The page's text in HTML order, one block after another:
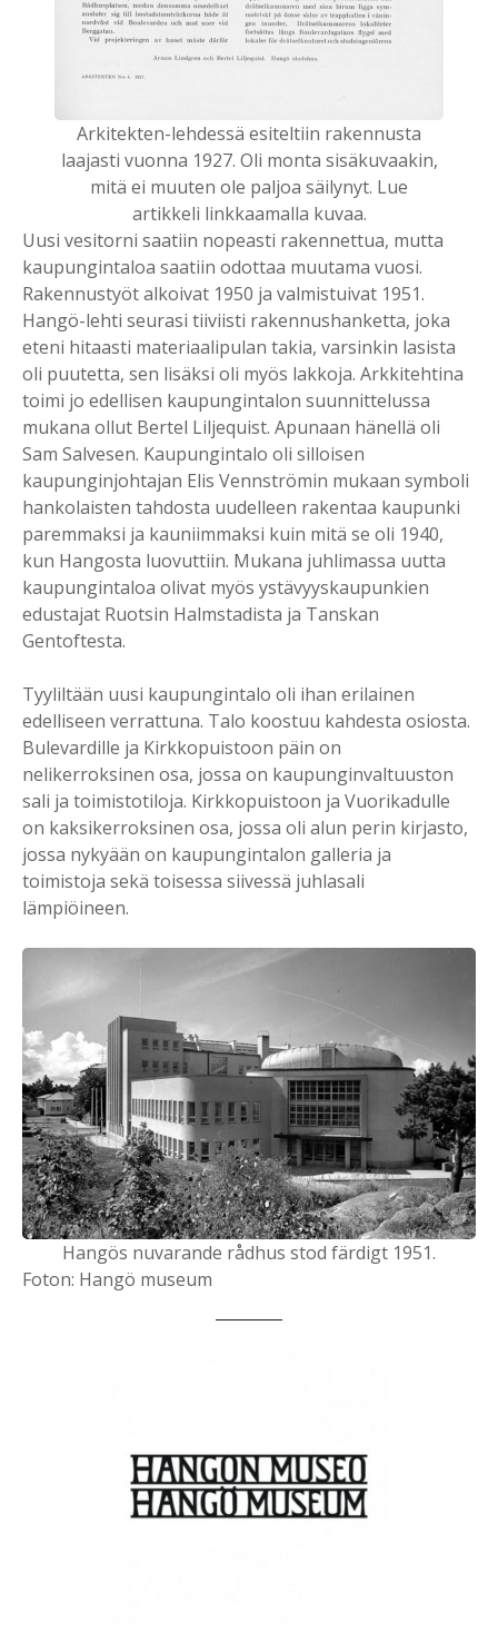
Arkitekten-lehdessä esiteltiin rakennusta
laajasti vuonna 1927. Oli monta sisäkuvaakin,
mitä ei muuten ole paljoa säilynyt. Lue
artikkeli linkkaamalla kuvaa.
Uusi vesitorni saatiin nopeasti rakennettua, mutta
kaupungintaloa saatiin odottaa muutama vuosi.
Rakennustyöt alkoivat 1950 ja valmistuivat 1951.
Hangö-lehti seurasi tiiviisti rakennushanketta, joka
eteni hitaasti materiaalipulan takia, varsinkin lasista
oli puutetta, sen lisäksi oli myös lakkoja. Arkkitehtina
toimi jo edellisen kaupungintalon suunnittelussa
mukana ollut Bertel Liljequist. Apunaan hänellä oli
Sam Salvesen. Kaupungintalo oli silloisen
kaupunginjohtajan Elis Vennströmin mukaan symboli
hankolaisten tahdosta uudelleen rakentaa kaupunki
paremmaksi ja kauniimmaksi kuin mitä se oli 1940,
kun Hangosta luovuttiin. Mukana juhlimassa uutta
kaupungintaloa olivat myös ystävyyskaupunkien
edustajat Ruotsin Halmstadista ja Tanskan
Gentoftesta.
Tyyliltään uusi kaupungintalo oli ihan erilainen
edelliseen verrattuna. Talo koostuu kahdesta osiosta.
Bulevardille ja Kirkkopuistoon päin on
nelikerroksinen osa, jossa on kaupunginvaltuuston
sali ja toimistotiloja. Kirkkopuistoon ja Vuorikadulle
on kaksikerroksinen osa, jossa oli alun perin kirjasto,
jossa nykyään on kaupungintalon galleria ja
toimistoja sekä toisessa siivessä juhlasali
lämpiöineen.
Hangös nuvarande rådhus stod färdigt 1951.
Foton: Hangö museum